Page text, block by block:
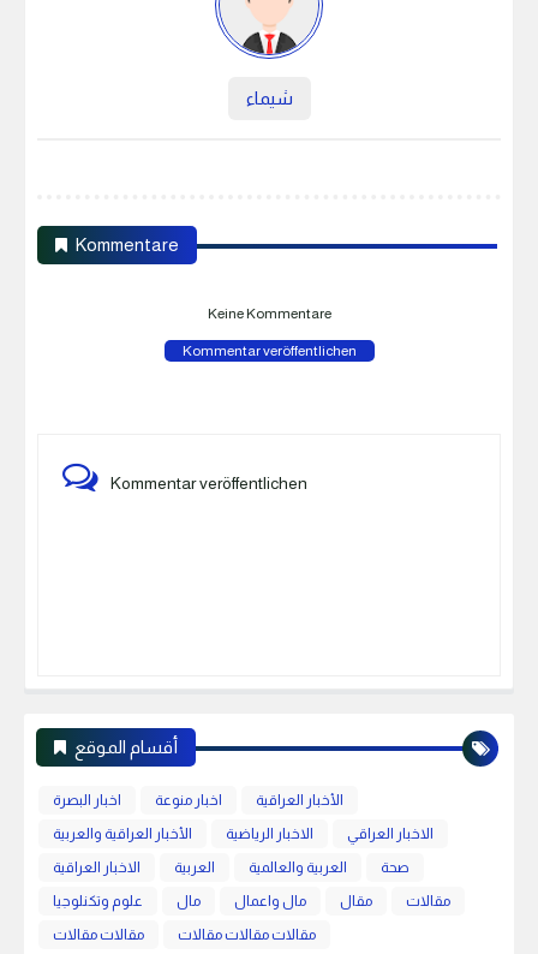
شيماء
Kommentare
Keine Kommentare
Kommentar veröffentlichen
Kommentar veröffentlichen
أقسام الموقع
اخبار البصرة اخبار منوعة
الأخبار العراقية
الأخبار العراقية والعربية
الاخبار الرياضية
الاخبار العراقي
الاخبار العراقية
العربية العربية والعالمية
صحة
علوم وتكنلوجيا
مال مال واعمال مقال
مقالات
مقالات مقالات
مقالات مقالات مقالات